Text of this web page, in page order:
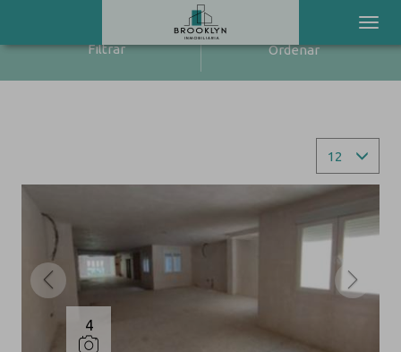
Filtrar Ordenar
12
4